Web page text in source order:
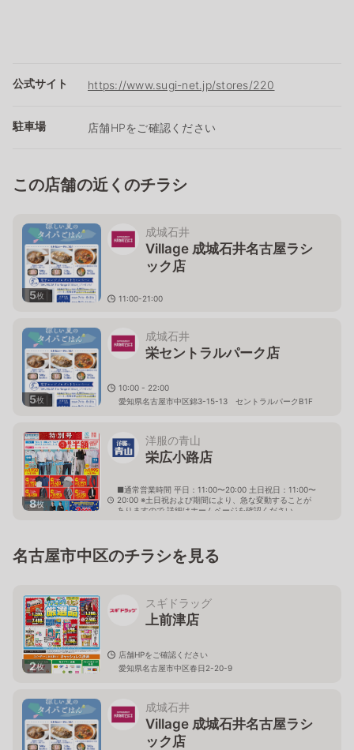
公式サイト https://www.sugi-net.jp/stores/220
駐車場 店舗HPをご確認ください
この店舗の近くのチラシ
5枚
成城石井
Village 成城石井名古屋ラシ
ック店
11:00-21:00
5枚
成城石井
栄セントラルパーク店
10:00 - 22:00
愛知県名古屋市中区錦3-15-13 セントラルパークB1F
8枚
洋服の青山
栄広小路店
■通常営業時間 平日：11:00〜20:00 土日祝日：11:00〜
20:00 ※土日祝および期間により、急な変動することが
ありますので 詳細はホームページを確認ください
名古屋市中区のチラシを見る
2枚
スギドラッグ
上前津店
店舗HPをご確認ください
愛知県名古屋市中区春日2-20-9
成城石井
Village 成城石井名古屋ラシ
ック店